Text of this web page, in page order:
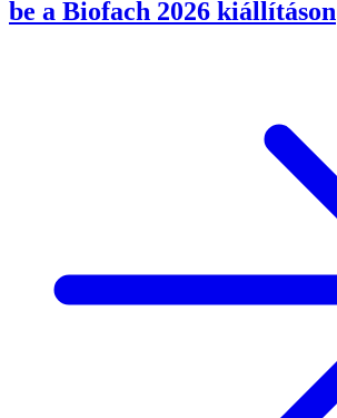
be a Biofach 2026 kiállításon